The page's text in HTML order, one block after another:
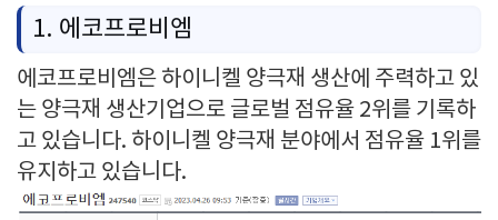
1. 에코프로비엠
에코프로비엠은 하이니켈 양극재 생산에 주력하고 있
는 양극재 생산기업으로 글로벌 점유율 2위를 기록하
고 있습니다. 하이니켈 양극재 분야에서 점유율 1위를
유지하고 있습니다.